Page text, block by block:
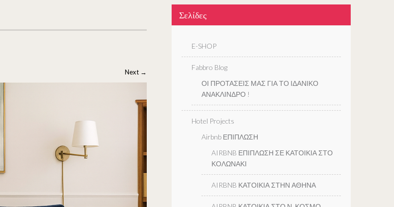
Next →
Σελίδες
E-SHOP
Fabbro Blog
ΟΙ ΠΡΟΤΑΣΕΙΣ ΜΑΣ ΓΙΑ ΤΟ ΙΔΑΝΙΚΟ
ΑΝΑΚΛΙΝΔΡΟ !
Hotel Projects
Airbnb ΕΠΙΠΛΩΣΗ
AIRBNB ΕΠΙΠΛΩΣΗ ΣΕ ΚΑΤΟΙΚΙΑ ΣΤΟ
ΚΟΛΩΝΑΚΙ
AIRBNB ΚΑΤΟΙΚΙΑ ΣΤΗΝ ΑΘΗΝΑ